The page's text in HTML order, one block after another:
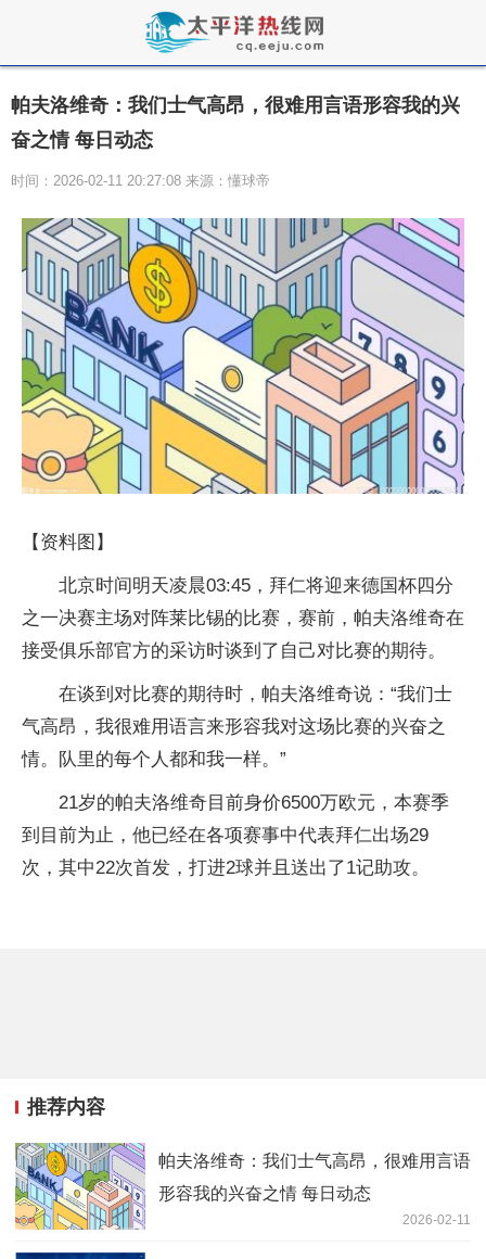
帕夫洛维奇：我们士气高昂，很难用言语形容我的兴
奋之情 每日动态
时间：2026-02-11 20:27:08 来源：懂球帝
【资料图】
北京时间明天凌晨03:45，拜仁将迎来德国杯四分
之一决赛主场对阵莱比锡的比赛，赛前，帕夫洛维奇在
接受俱乐部官方的采访时谈到了自己对比赛的期待。
在谈到对比赛的期待时，帕夫洛维奇说：“我们士
气高昂，我很难用语言来形容我对这场比赛的兴奋之
情。队里的每个人都和我一样。”
21岁的帕夫洛维奇目前身价6500万欧元，本赛季
到目前为止，他已经在各项赛事中代表拜仁出场29
次，其中22次首发，打进2球并且送出了1记助攻。
推荐内容
帕夫洛维奇：我们士气高昂，很难用言语
形容我的兴奋之情 每日动态
2026-02-11